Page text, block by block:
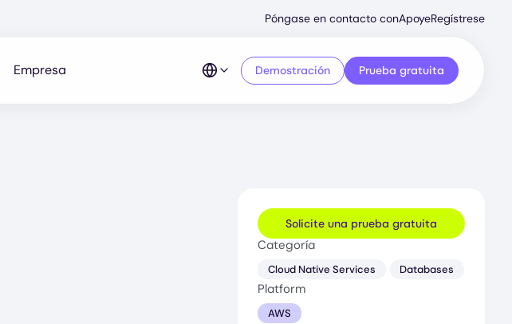
Secondary
Menu
Póngase en contacto conApoyeRegístrese
Empresa Demostración Prueba gratuita
Solicite una prueba gratuita
Categoría
Cloud Native Services Databases
Platform
AWS